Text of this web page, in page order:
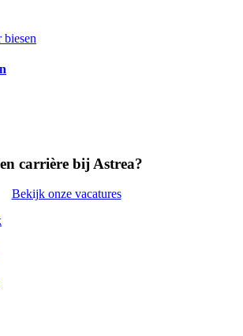
carrière bij Astrea?
Bekijk onze vacatures